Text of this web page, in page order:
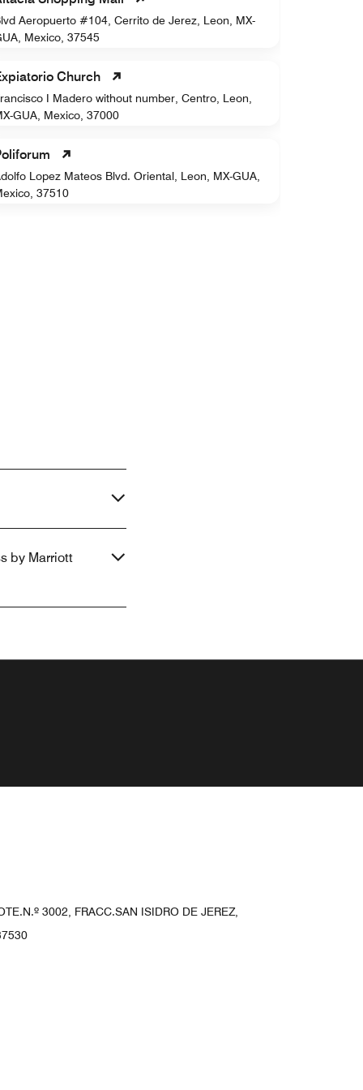
Aeropuerto #104, Cerrito de Jerez, Leon, MX-
Mexico, 37545
Church
I Madero without number, Centro, Leon,
GUA, Mexico, 37000
Lopez Mateos Blvd. Oriental, Leon, MX-GUA,
37510
by Marriott
3002, FRACC.SAN ISIDRO DE JEREZ,